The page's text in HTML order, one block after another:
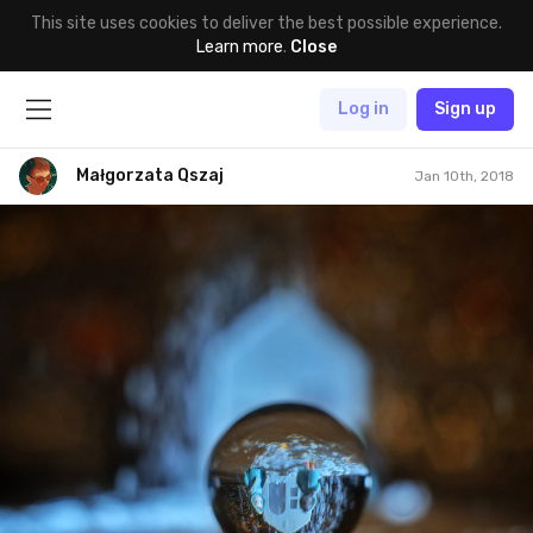
This site uses cookies to deliver the best possible experience.
Learn more. Close
Log in Sign up
Małgorzata Qszaj Jan 10th, 2018